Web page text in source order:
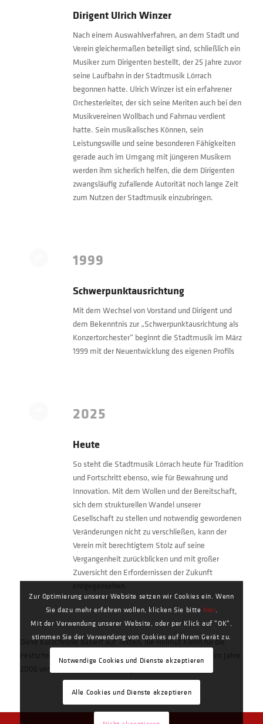
Dirigent Ulrich Winzer
Nach einem Auswahlverfahren, an dem Stadt und
Verein gleichermaßen beteiligt sind, schließlich ein
Musiker zum Dirigenten bestellt, der 25 Jahre zuvor
seine Laufbahn in der Stadtmusik Lörrach
begonnen hatte. Ulrich Winzer ist ein erfahrener
Orchesterleiter, der sich seine Meriten auch bei den
Musikvereinen Wollbach und Fahrnau verdient
hatte. Sein musikalisches Können, sein
Leistungswille und seine besonderen Fähigkeiten
gerade auch im Umgang mit jüngeren Musikern
werden ihm sicherlich helfen, die dem Dirigenten
zwangsläufig zufallende Autorität noch lange Zeit
zum Nutzen der Stadtmusik einzubringen.
1999
Schwerpunktausrichtung
Mit dem Wechsel von Vorstand und Dirigent und
dem Bekenntnis zur „Schwerpunktausrichtung als
Konzertorchester“ beginnt die Stadtmusik im März
1999 mit der Neuentwicklung des eigenen Profils
2025
Heute
So steht die Stadtmusik Lörrach heute für Tradition
und Fortschritt ebenso, wie für Bewahrung und
Innovation. Mit dem Wollen und der Bereitschaft,
sich dem strukturellen Wandel unserer
Gesellschaft zu stellen und notwendig gewordenen
Veränderungen nicht zu verschließen, kann der
Verein mit berechtigtem Stolz auf seine
Vergangenheit zurückblicken und mit großer
Zuversicht den Erfordernissen der Zukunft
Diese Kurzchronik basiert auf Texten, die Helmut Kiehn für die
Festschrift zum Jubiläum „250 Jahre Stadtmusik Lörrach“ im Jahre
Zur Optimierung unserer Website setzen wir Cookies ein. Wenn
Sie dazu mehr erfahren wollen, klicken Sie bitte hier.
Mit der Verwendung unserer Website, oder per Klick auf "OK",
stimmen Sie der Verwendung von Cookies auf Ihrem Gerät zu.
Notwendige Cookies und Dienste akzeptieren
Alle Cookies und Dienste akzeptieren